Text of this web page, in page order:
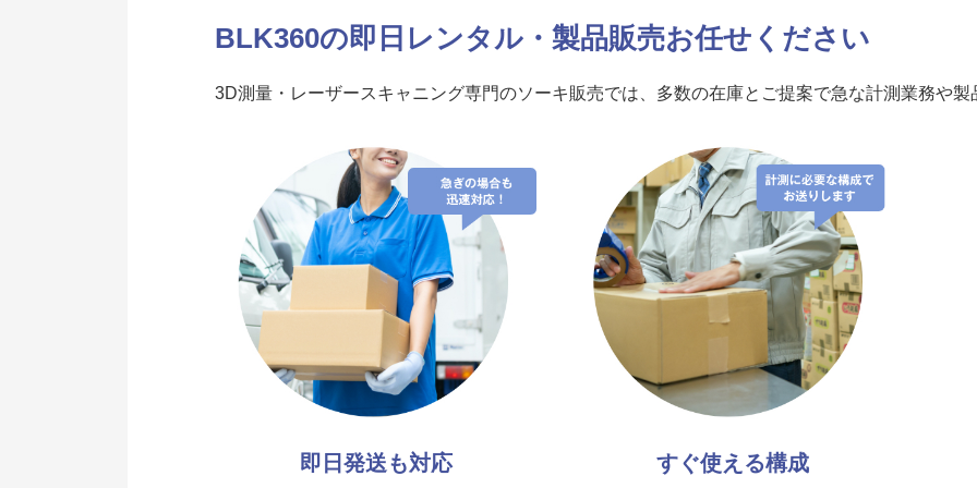
BLK360の即日レンタル・製品販売お任せください
3D測量・レーザースキャニング専門のソーキ販売では、多数の在庫とご提案で急な計測業務や
即日発送も対応 すぐ使える構成